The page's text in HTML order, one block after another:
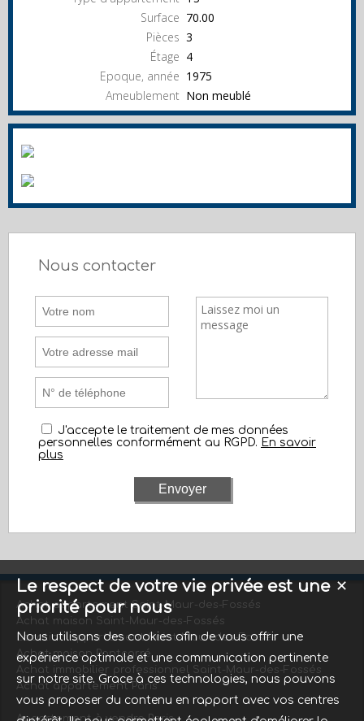
Surface 70.00
Pièces 3
Étage 4
Epoque, année 1975
Ameublement Non meublé
Nous contacter
J'accepte le traitement de mes données
personnelles conformément au RGPD. En savoir
plus
Achat appartement Saint-Maur-des-Fossés
Achat maison Saint-Maur-des-Fossés
Location appartement Saint-Maur-des-Fossés
Achat maison Pontcarré
Achat immobilier professionnel Saint-Maur-des-Fossés
Achat appartement Paris
✕
Le respect de votre vie privée est une
priorité pour nous
Nous utilisons des cookies afin de vous offrir une
expérience optimale et une communication pertinente
sur notre site. Grace à ces technologies, nous pouvons
vous proposer du contenu en rapport avec vos centres